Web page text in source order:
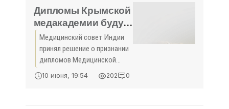
использования библиотеки
достаточно
Дипломы Крымской
медакадемии будут
признаваться в
Индии - «Новости
Крыма»
Медицинский совет Индии
принял решение о признании
дипломов Медицинской
академии Крымского
федерального университета.
КФУ, в посольство Индии в
10 июня, 19:54 202 0